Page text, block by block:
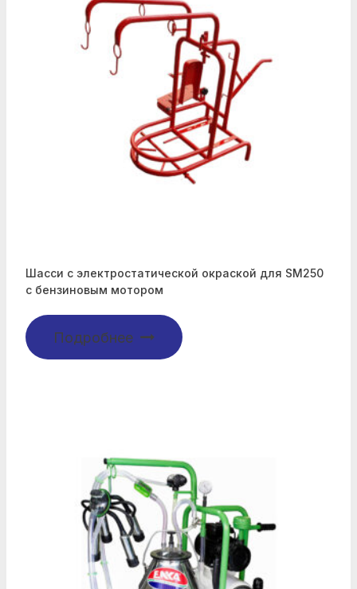
Шасси с электростатической окраской для SM250
с бензиновым мотором
Подробнее